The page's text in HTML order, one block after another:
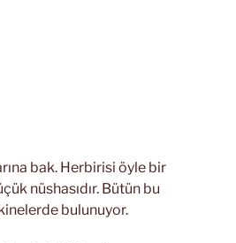
bak. Herbirisi öyle bir
nüshasıdır. Bütün bu
bulunuyor.